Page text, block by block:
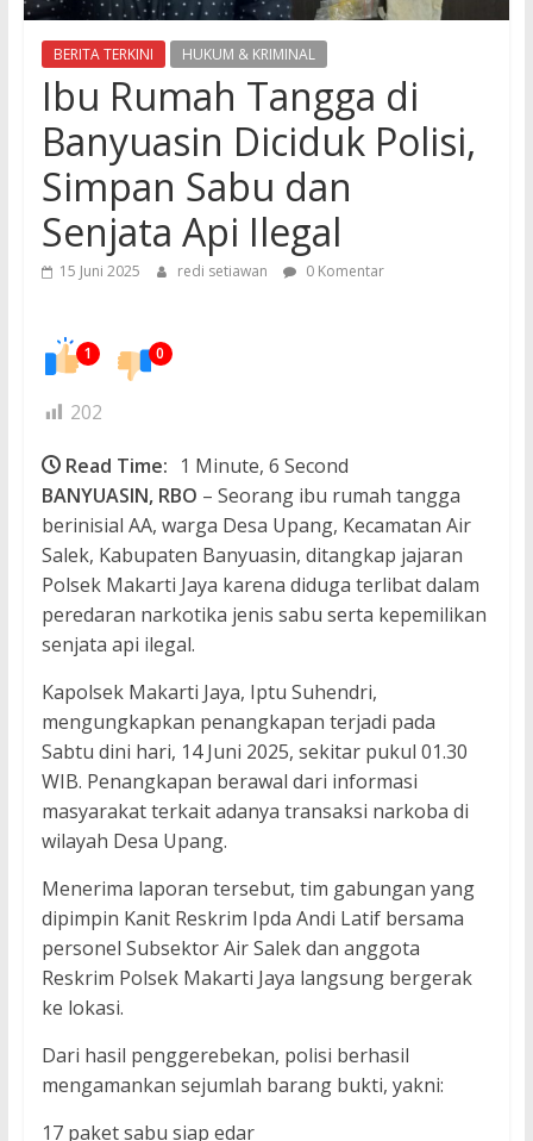
BERITA TERKINI HUKUM & KRIMINAL
Ibu Rumah Tangga di
Banyuasin Diciduk Polisi,
Simpan Sabu dan
Senjata Api Ilegal
15 Juni 2025 redi setiawan 0 Komentar
1 0
202
Read Time: 1 Minute, 6 Second
BANYUASIN, RBO – Seorang ibu rumah tangga
berinisial AA, warga Desa Upang, Kecamatan Air
Salek, Kabupaten Banyuasin, ditangkap jajaran
Polsek Makarti Jaya karena diduga terlibat dalam
peredaran narkotika jenis sabu serta kepemilikan
senjata api ilegal.
Kapolsek Makarti Jaya, Iptu Suhendri,
mengungkapkan penangkapan terjadi pada
Sabtu dini hari, 14 Juni 2025, sekitar pukul 01.30
WIB. Penangkapan berawal dari informasi
masyarakat terkait adanya transaksi narkoba di
wilayah Desa Upang.
Menerima laporan tersebut, tim gabungan yang
dipimpin Kanit Reskrim Ipda Andi Latif bersama
personel Subsektor Air Salek dan anggota
Reskrim Polsek Makarti Jaya langsung bergerak
ke lokasi.
Dari hasil penggerebekan, polisi berhasil
mengamankan sejumlah barang bukti, yakni:
17 paket sabu siap edar